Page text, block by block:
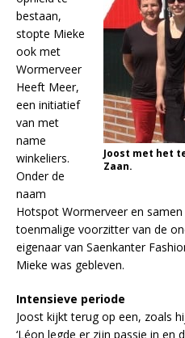
Joost met het
Zaan.
bestaan,
stopte Mieke
ook met
Wormerveer
Heeft Meer,
een initiatief
van met
name
winkeliers.
Onder de
naam
Hotspot Wormerveer en
toenmalige voorzitter van de
eigenaar van Saenkanter
Mieke was gebleven.
Intensieve periode
Joost kijkt terug op een, zoals
‘Léon legde er zijn passie in en